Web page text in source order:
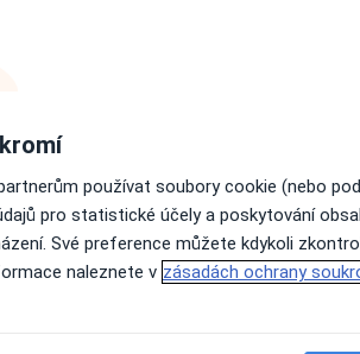
Zítra So
8 Srpen
Ne
9 Srpen
používat soubory cookie (nebo
pro statistické účely a poskytování
Své preference můžete kdykoli
naleznete v zásadách ochrany